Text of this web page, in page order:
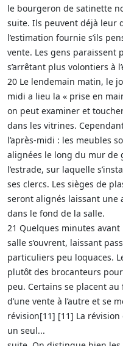
le bourgeron de satinette
suite. Ils peuvent déjà leur
l’estimation fournie s’ils
vente. Les gens paraissent
s’arrêtant plus volontiers à
20 Le lendemain matin, le
midi a lieu la « prise en
on peut examiner et
dans les vitrines.
l’après-midi : les meubles
alignées le long du mur de
l’estrade, sur laquelle
ses clercs. Les sièges de
seront alignés laissant une
dans le fond de la salle.
21 Quelques minutes avant
salle s’ouvrent, laissant
particuliers peu loquaces.
plutôt des brocanteurs
peu. Certains se placent
d’une vente à l’autre et se
révision[11] [11] La
un seul...